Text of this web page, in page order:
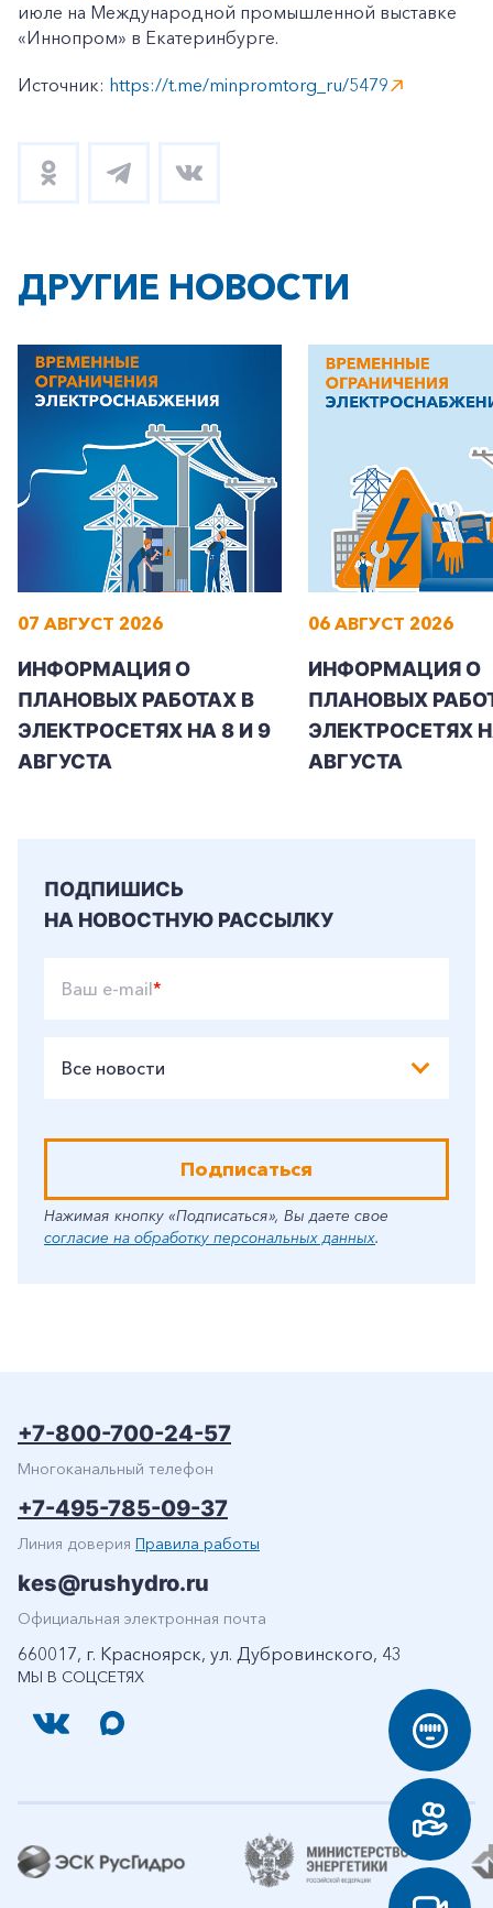
+7-800-700-24-57
Заказать обратный звонок
июле на Международной промышленной выставке
«Иннопром» в Екатеринбурге.
Источник: https://t.me/minpromtorg_ru/5479
ДРУГИЕ НОВОСТИ
07 АВГУСТ 2026
ИНФОРМАЦИЯ О
ПЛАНОВЫХ РАБОТАХ В
ЭЛЕКТРОСЕТЯХ НА 8 И 9
АВГУСТА
06 АВГУСТ 2026
ИНФОРМАЦИЯ О
ПЛАНОВЫХ
ЭЛЕКТРОСЕТЯХ
АВГУСТА
ПОДПИШИСЬ
НА НОВОСТНУЮ РАССЫЛКУ
Ваш e-mail*
Все новости
Подписаться
Нажимая кнопку «Подписаться», Вы даете свое
согласие на обработку персональных данных.
МЫ В СОЦСЕТЯХ
+7-800-700-24-57
Многоканальный телефон
+7-495-785-09-37
Линия доверия Правила работы
kes@rushydro.ru
Официальная электронная почта
660017, г. Красноярск, ул. Дубровинского, 43